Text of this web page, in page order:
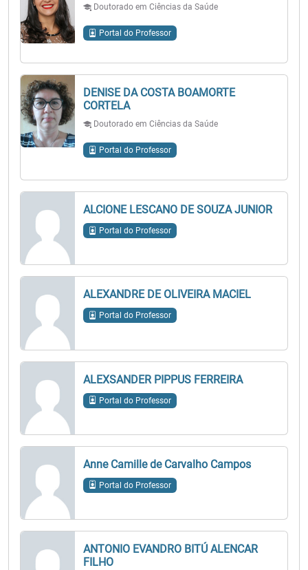
Doutorado em Ciências da Saúde
Portal do Professor
DENISE DA COSTA BOAMORTE
CORTELA
Doutorado em Ciências da Saúde
Portal do Professor
ALCIONE LESCANO DE SOUZA JUNIOR
Portal do Professor
ALEXANDRE DE OLIVEIRA MACIEL
Portal do Professor
ALEXSANDER PIPPUS FERREIRA
Portal do Professor
Anne Camille de Carvalho Campos
Portal do Professor
ANTONIO EVANDRO BITÚ ALENCAR
FILHO